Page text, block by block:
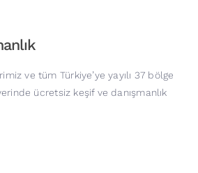
ve tüm Türkiye’ye yayılı 37 bölge
ücretsiz keşif ve danışmanlık